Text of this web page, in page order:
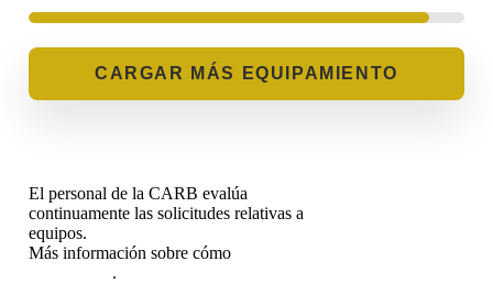
LOADING...
El personal de la CARB evalúa
continuamente las solicitudes relativas a
equipos.
Más información sobre cómo
.